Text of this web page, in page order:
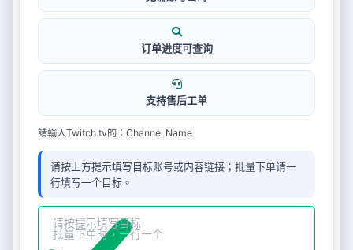
订单进度可查询
支持售后工单
請輸入Twitch.tv的：Channel Name
请按上方提示填写目标账号或内容链接；批量下单请一
行填写一个目标。